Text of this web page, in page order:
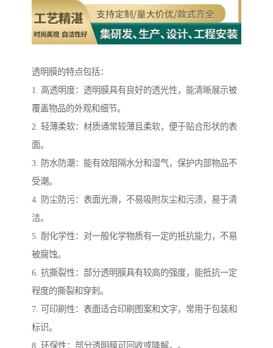
透明膜的特点包括：
1. 高透明度：透明膜具有良好的透光性，能清晰展示被
覆盖物品的外观和细节。
2. 轻薄柔软：材质通常较薄且柔软，便于贴合形状的表
面。
3. 防水防潮：能有效阻隔水分和湿气，保护内部物品不
受潮。
4. 防尘防污：表面光滑，不易吸附灰尘和污渍，易于清
洁。
5. 耐化学性：对一般化学物质有一定的抵抗能力，不易
被腐蚀。
6. 抗撕裂性：部分透明膜具有较高的强度，能抵抗一定
程度的撕裂和穿刺。
7. 可印刷性：表面适合印刷图案和文字，常用于包装和
标识。
8. 环保性：部分透明膜可回收或降解，。